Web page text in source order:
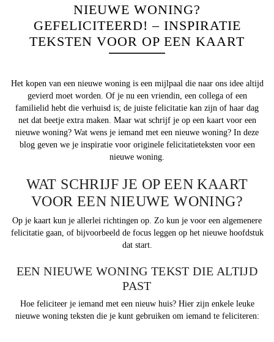
NIEUWE WONING?
GEFELICITEERD! – INSPIRATIE
TEKSTEN VOOR OP EEN KAART
Het kopen van een nieuwe woning is een mijlpaal die naar ons idee altijd
gevierd moet worden. Of je nu een vriendin, een collega of een
familielid hebt die verhuisd is; de juiste felicitatie kan zijn of haar dag
net dat beetje extra maken. Maar wat schrijf je op een kaart voor een
nieuwe woning? Wat wens je iemand met een nieuwe woning? In deze
blog geven we je inspiratie voor originele felicitatieteksten voor een
nieuwe woning.
WAT SCHRIJF JE OP EEN KAART
VOOR EEN NIEUWE WONING?
Op je kaart kun je allerlei richtingen op. Zo kun je voor een algemenere
felicitatie gaan, of bijvoorbeeld de focus leggen op het nieuwe hoofdstuk
dat start.
EEN NIEUWE WONING TEKST DIE ALTIJD
PAST
Hoe feliciteer je iemand met een nieuw huis? Hier zijn enkele leuke
nieuwe woning teksten die je kunt gebruiken om iemand te feliciteren: